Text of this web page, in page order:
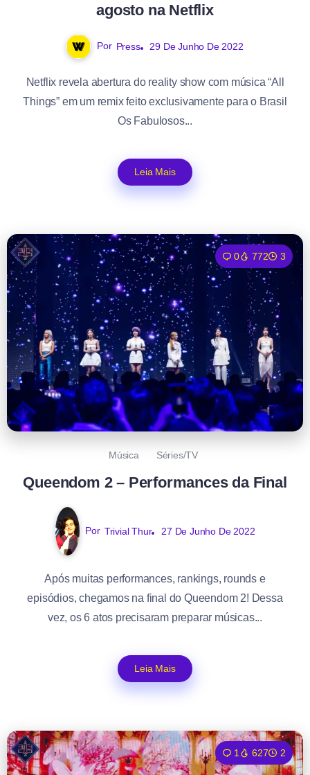
agosto na Netflix
Por Press 29 De Junho De 2022
Netflix revela abertura do reality show com música “All
Things” em um remix feito exclusivamente para o Brasil
Os Fabulosos...
Leia Mais
0 772 3
Música Séries/TV
Queendom 2 – Performances da Final
Por Trivial Thur 27 De Junho De 2022
Após muitas performances, rankings, rounds e
episódios, chegamos na final do Queendom 2! Dessa
vez, os 6 atos precisaram preparar músicas...
Leia Mais
1 627 2